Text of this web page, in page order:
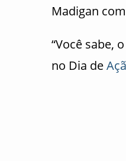
Madigan
“Você sabe,
no Dia de